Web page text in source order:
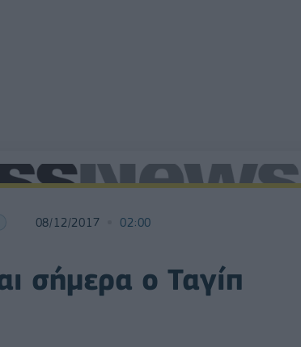
08/12/2017 02:00
σήμερα ο Ταγίπ